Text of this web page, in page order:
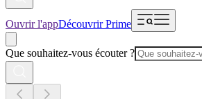
Ouvrir l'appDécouvrir Prime
Que souhaitez-vous écouter ?